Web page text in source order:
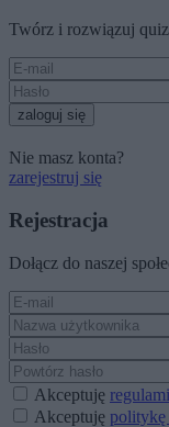
Twórz i rozwiązuj
zaloguj się
Nie masz konta?
zarejestruj się
Rejestracja
Dołącz do naszej
Akceptuję
Akceptuję politykę